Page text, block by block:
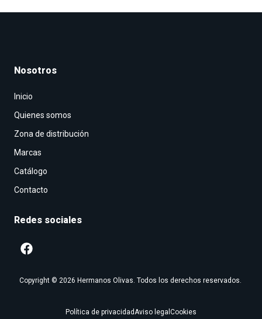
Nosotros
Inicio
Quienes somos
Zona de distribución
Marcas
Catálogo
Contacto
Redes sociales
Copyright © 2026 Hermanos Olivas. Todos los derechos reservados.
Política de privacidadAviso legal Cookies